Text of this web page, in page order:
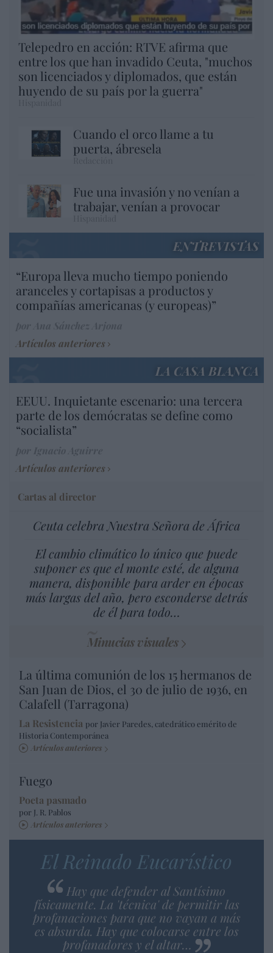
Telepedro en acción: RTVE afirma que
entre los que han invadido Ceuta, "muchos
son licenciados y diplomados, que están
huyendo de su país por la guerra"
Cuando el orco llame a tu
puerta, ábresela
Fue una invasión y no venían a
trabajar, venían a provocar
ENTREVISTAS
“Europa lleva mucho tiempo poniendo
aranceles y cortapisas a productos y
compañías americanas (y europeas)”
Artículos anteriores
LA CASA BLANCA
EEUU. Inquietante escenario: una tercera
parte de los demócratas se define como
“socialista”
Artículos anteriores
Cartas al director
Ceuta celebra Nuestra Señora de África
El cambio climático lo único que puede
suponer es que el monte esté, de alguna
manera, disponible para arder en épocas
más largas del año, pero esconderse detrás
de él para todo…
Minucias visuales
La última comunión de los 15 hermanos de
San Juan de Dios, el 30 de julio de 1936, en
Calafell (Tarragona)
La Resistencia por Javier Paredes, catedrático emérito de
Historia Contemporánea
Artículos anteriores
Fuego
Poeta pasmado
por J. R. Pablos
Artículos anteriores
El Reinado Eucarístico
Hay que defender al Santísimo
físicamente. La 'técnica' de permitir las
profanaciones para que no vayan a más
es absurda. Hay que colocarse entre los
profanadores y el altar…